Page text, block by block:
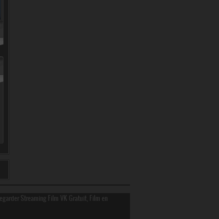
Streaming Film VK Gratuit, Film en